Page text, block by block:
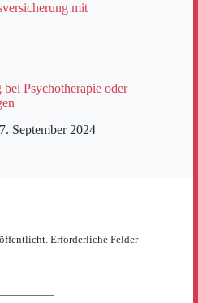
mit
Psychotherapie oder
September 2024
Erforderliche Felder